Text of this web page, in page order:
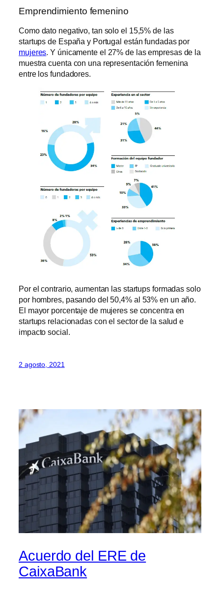
Emprendimiento femenino
Como dato negativo, tan solo el 15,5% de las
startups de España y Portugal están fundadas por
mujeres. Y únicamente el 27% de las empresas de la
muestra cuenta con una representación femenina
entre los fundadores.
Por el contrario, aumentan las startups formadas solo
por hombres, pasando del 50,4% al 53% en un año.
El mayor porcentaje de mujeres se concentra en
startups relacionadas con el sector de la salud e
impacto social.
2 agosto, 2021
Acuerdo del ERE de
CaixaBank